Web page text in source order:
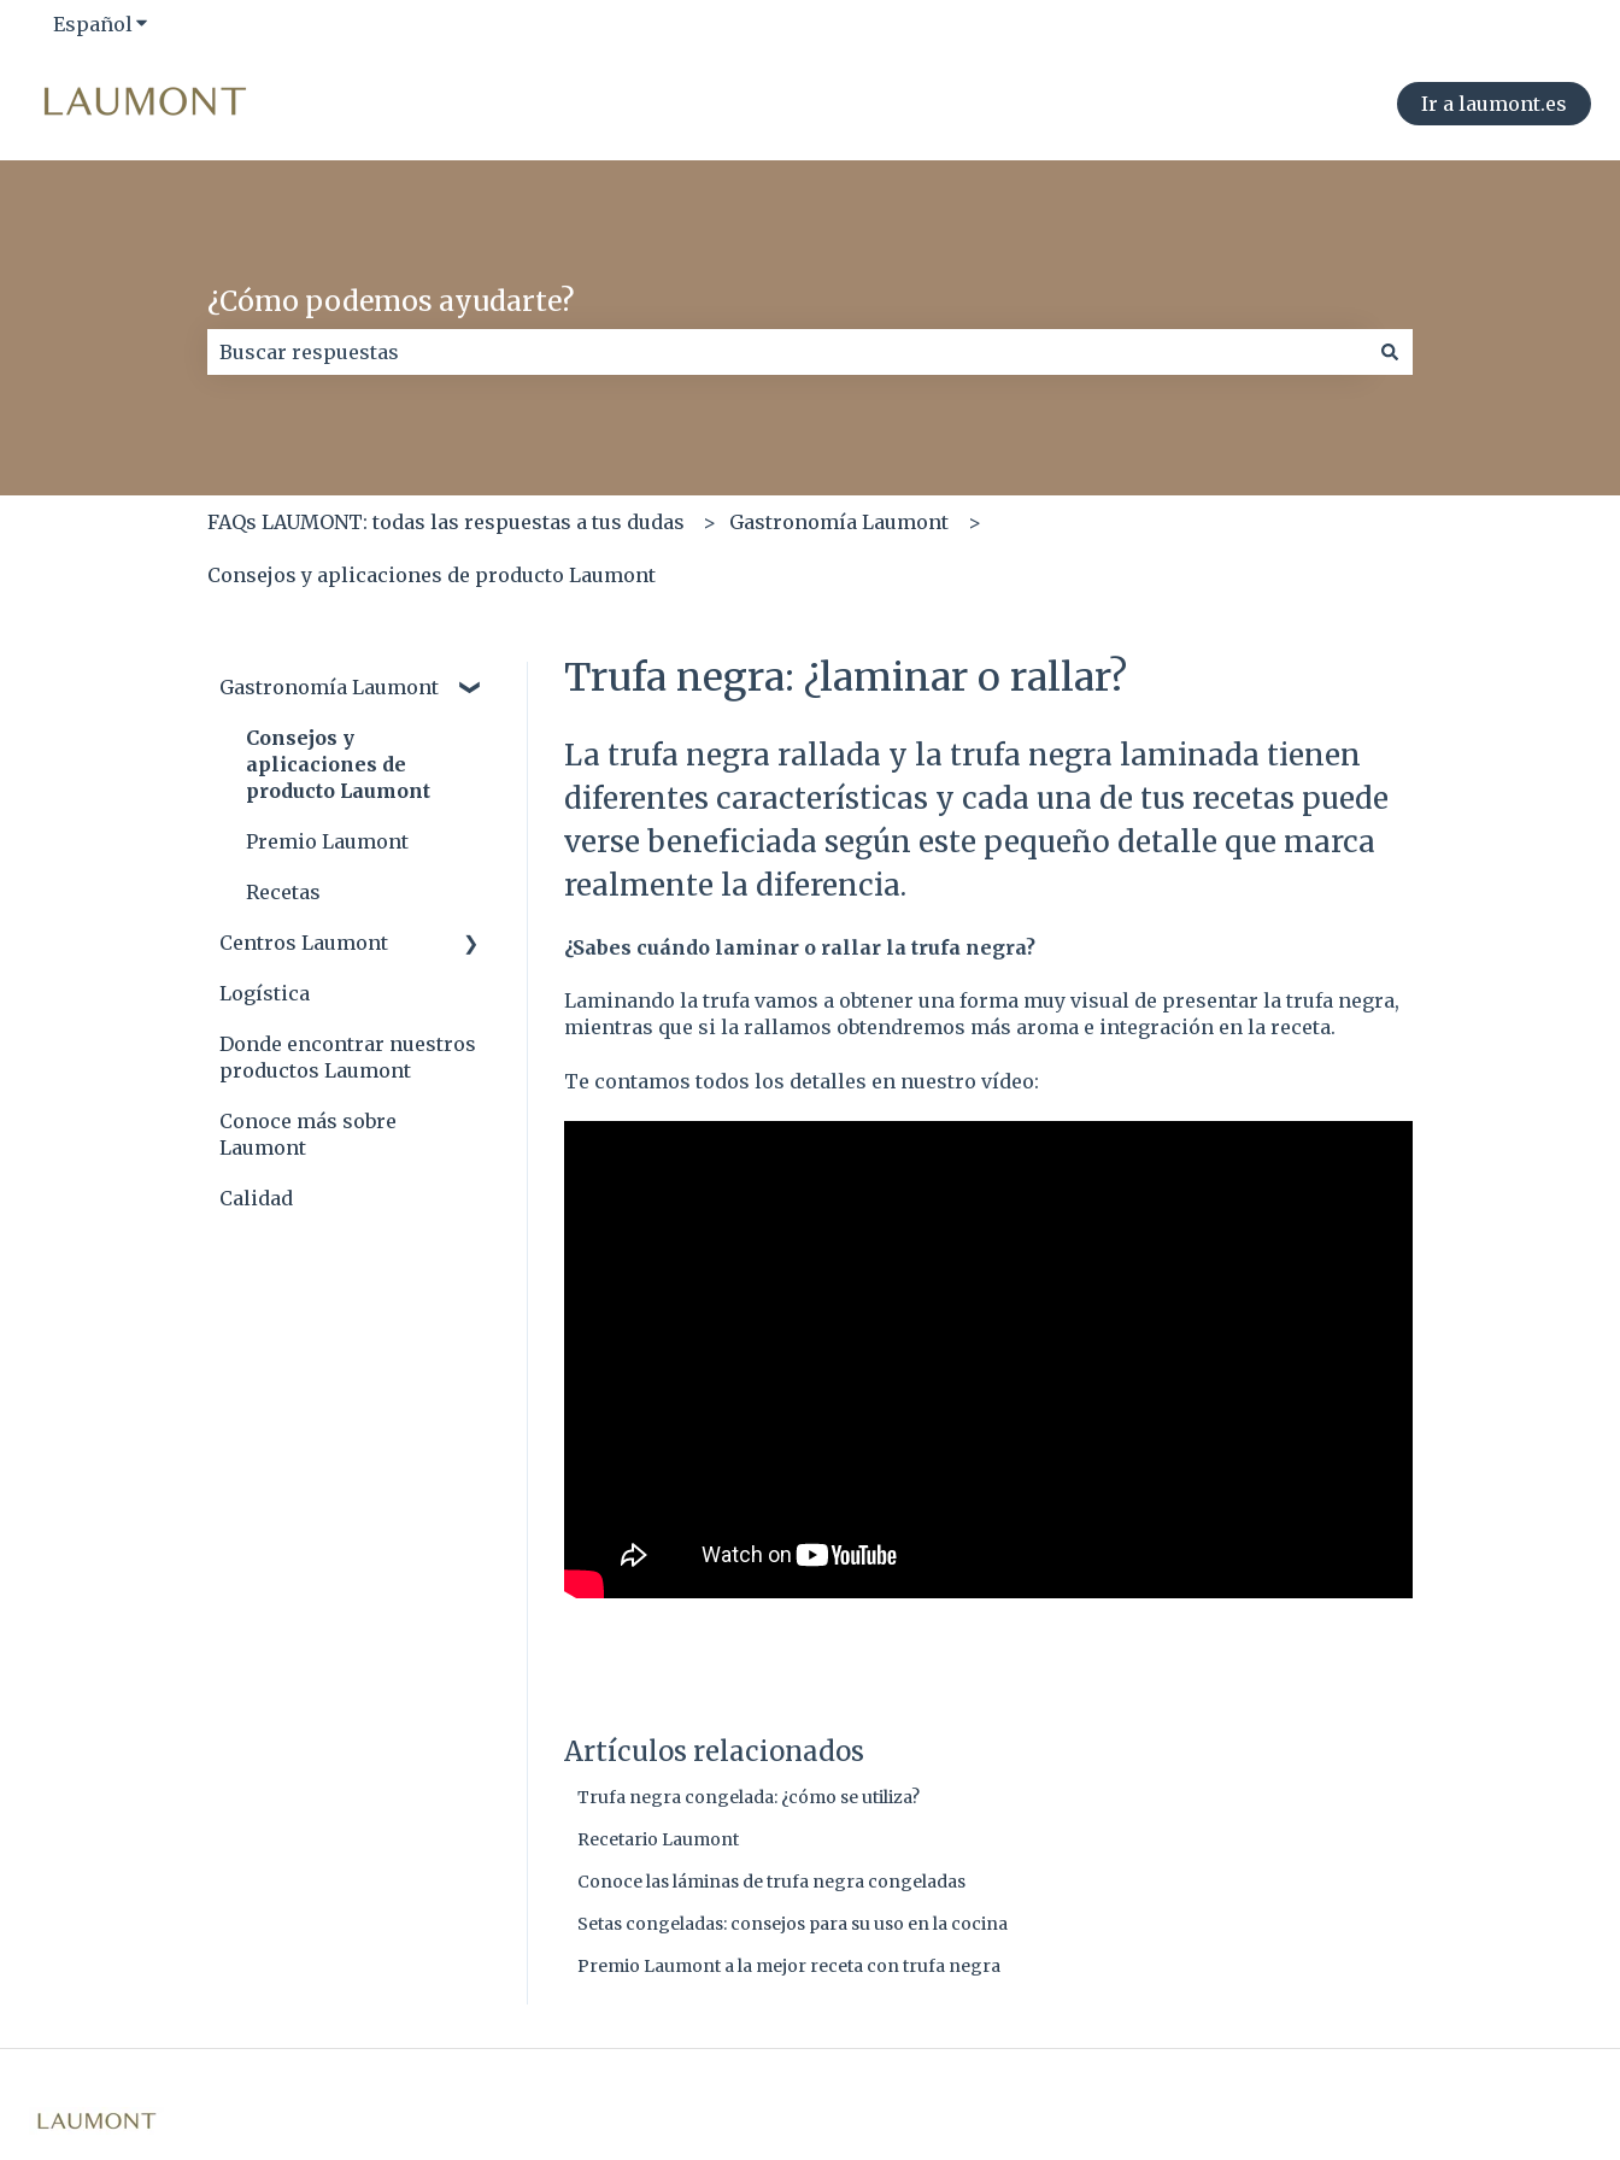
Español Traducciones de Mostrar submenú de
Ir a laumont.es
¿Cómo podemos ayudarte?
FAQs LAUMONT: todas las respuestas a tus dudas Gastronomía Laumont
Consejos y aplicaciones de producto Laumont
Trufa negra: ¿laminar o rallar?
La trufa negra rallada y la trufa negra laminada tienen
diferentes características y cada una de tus recetas puede
verse beneficiada según este pequeño detalle que marca
realmente la diferencia.
¿Sabes cuándo laminar o rallar la trufa negra?
Laminando la trufa vamos a obtener una forma muy visual de presentar la trufa negra,
mientras que si la rallamos obtendremos más aroma e integración en la receta.
Te contamos todos los detalles en nuestro vídeo:
Artículos relacionados
Trufa negra congelada: ¿cómo se utiliza?
Recetario Laumont
Conoce las láminas de trufa negra congeladas
Setas congeladas: consejos para su uso en la cocina
Premio Laumont a la mejor receta con trufa negra
Gastronomía Laumont
Consejos y
aplicaciones de
producto Laumont
Premio Laumont
Recetas
Centros Laumont
Mercados
Sede Central
Logística
Donde encontrar nuestros
productos Laumont
Conoce más sobre
Laumont
Calidad